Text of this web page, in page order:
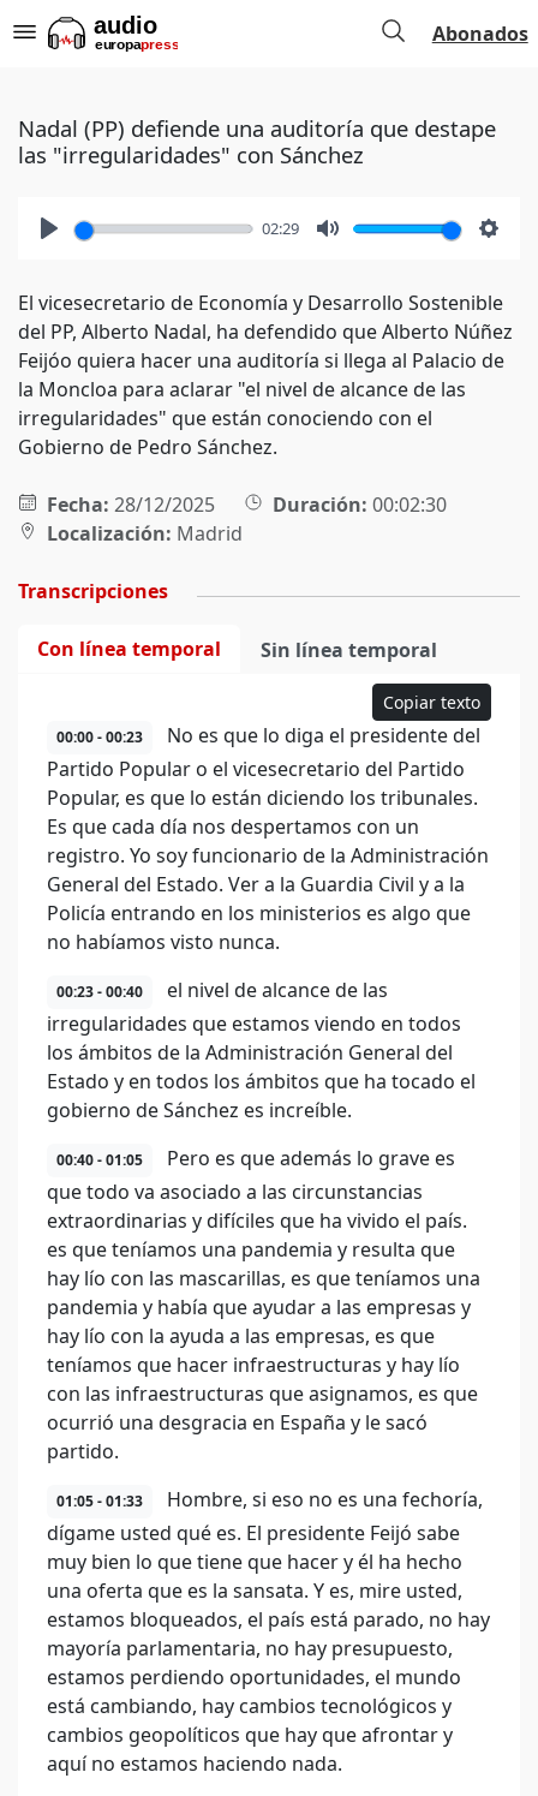
Abonados
Nadal (PP) defiende una auditoría que destape
las "irregularidades" con Sánchez
02:29
El vicesecretario de Economía y Desarrollo Sostenible
del PP, Alberto Nadal, ha defendido que Alberto Núñez
Feijóo quiera hacer una auditoría si llega al Palacio de
la Moncloa para aclarar "el nivel de alcance de las
irregularidades" que están conociendo con el
Gobierno de Pedro Sánchez.
Fecha: 28/12/2025 Duración: 00:02:30
Localización: Madrid
Transcripciones
Con línea temporal Sin línea temporal
Copiar texto
00:00 - 00:23
No es que lo diga el presidente del
Partido Popular o el vicesecretario del Partido
Popular, es que lo están diciendo los tribunales.
Es que cada día nos despertamos con un
registro. Yo soy funcionario de la Administración
General del Estado. Ver a la Guardia Civil y a la
Policía entrando en los ministerios es algo que
no habíamos visto nunca.
00:23 - 00:40
el nivel de alcance de las
irregularidades que estamos viendo en todos
los ámbitos de la Administración General del
Estado y en todos los ámbitos que ha tocado el
gobierno de Sánchez es increíble.
00:40 - 01:05
Pero es que además lo grave es
que todo va asociado a las circunstancias
extraordinarias y difíciles que ha vivido el país.
es que teníamos una pandemia y resulta que
hay lío con las mascarillas, es que teníamos una
pandemia y había que ayudar a las empresas y
hay lío con la ayuda a las empresas, es que
teníamos que hacer infraestructuras y hay lío
con las infraestructuras que asignamos, es que
ocurrió una desgracia en España y le sacó
partido.
01:05 - 01:33
Hombre, si eso no es una fechoría,
dígame usted qué es. El presidente Feijó sabe
muy bien lo que tiene que hacer y él ha hecho
una oferta que es la sansata. Y es, mire usted,
estamos bloqueados, el país está parado, no hay
mayoría parlamentaria, no hay presupuesto,
estamos perdiendo oportunidades, el mundo
está cambiando, hay cambios tecnológicos y
cambios geopolíticos que hay que afrontar y
aquí no estamos haciendo nada.